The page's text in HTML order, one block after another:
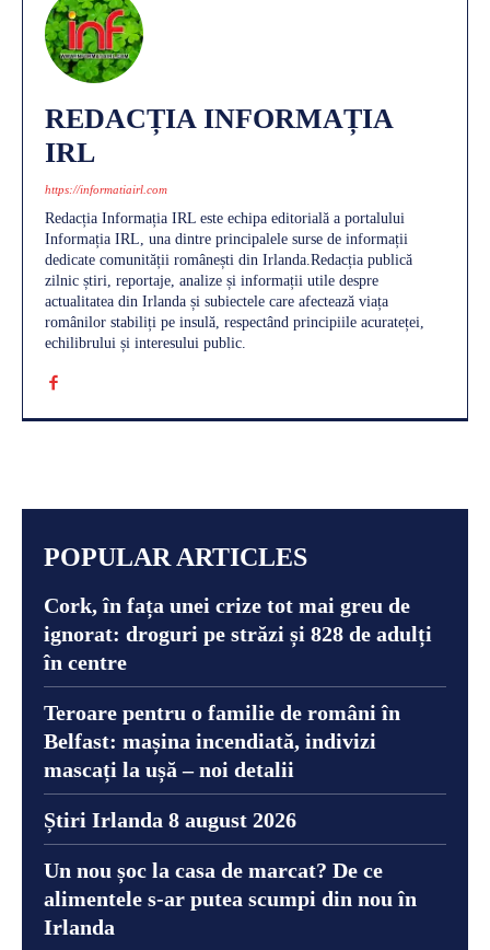
REDACȚIA INFORMAȚIA
IRL
https://informatiairl.com
Redacția Informația IRL este echipa editorială a portalului
Informația IRL, una dintre principalele surse de informații
dedicate comunității românești din Irlanda.Redacția publică
zilnic știri, reportaje, analize și informații utile despre
actualitatea din Irlanda și subiectele care afectează viața
românilor stabiliți pe insulă, respectând principiile acurateței,
echilibrului și interesului public.
POPULAR ARTICLES
Cork, în fața unei crize tot mai greu de
ignorat: droguri pe străzi și 828 de adulți
în centre
Teroare pentru o familie de români în
Belfast: mașina incendiată, indivizi
mascați la ușă – noi detalii
Știri Irlanda 8 august 2026
Un nou șoc la casa de marcat? De ce
alimentele s-ar putea scumpi din nou în
Irlanda